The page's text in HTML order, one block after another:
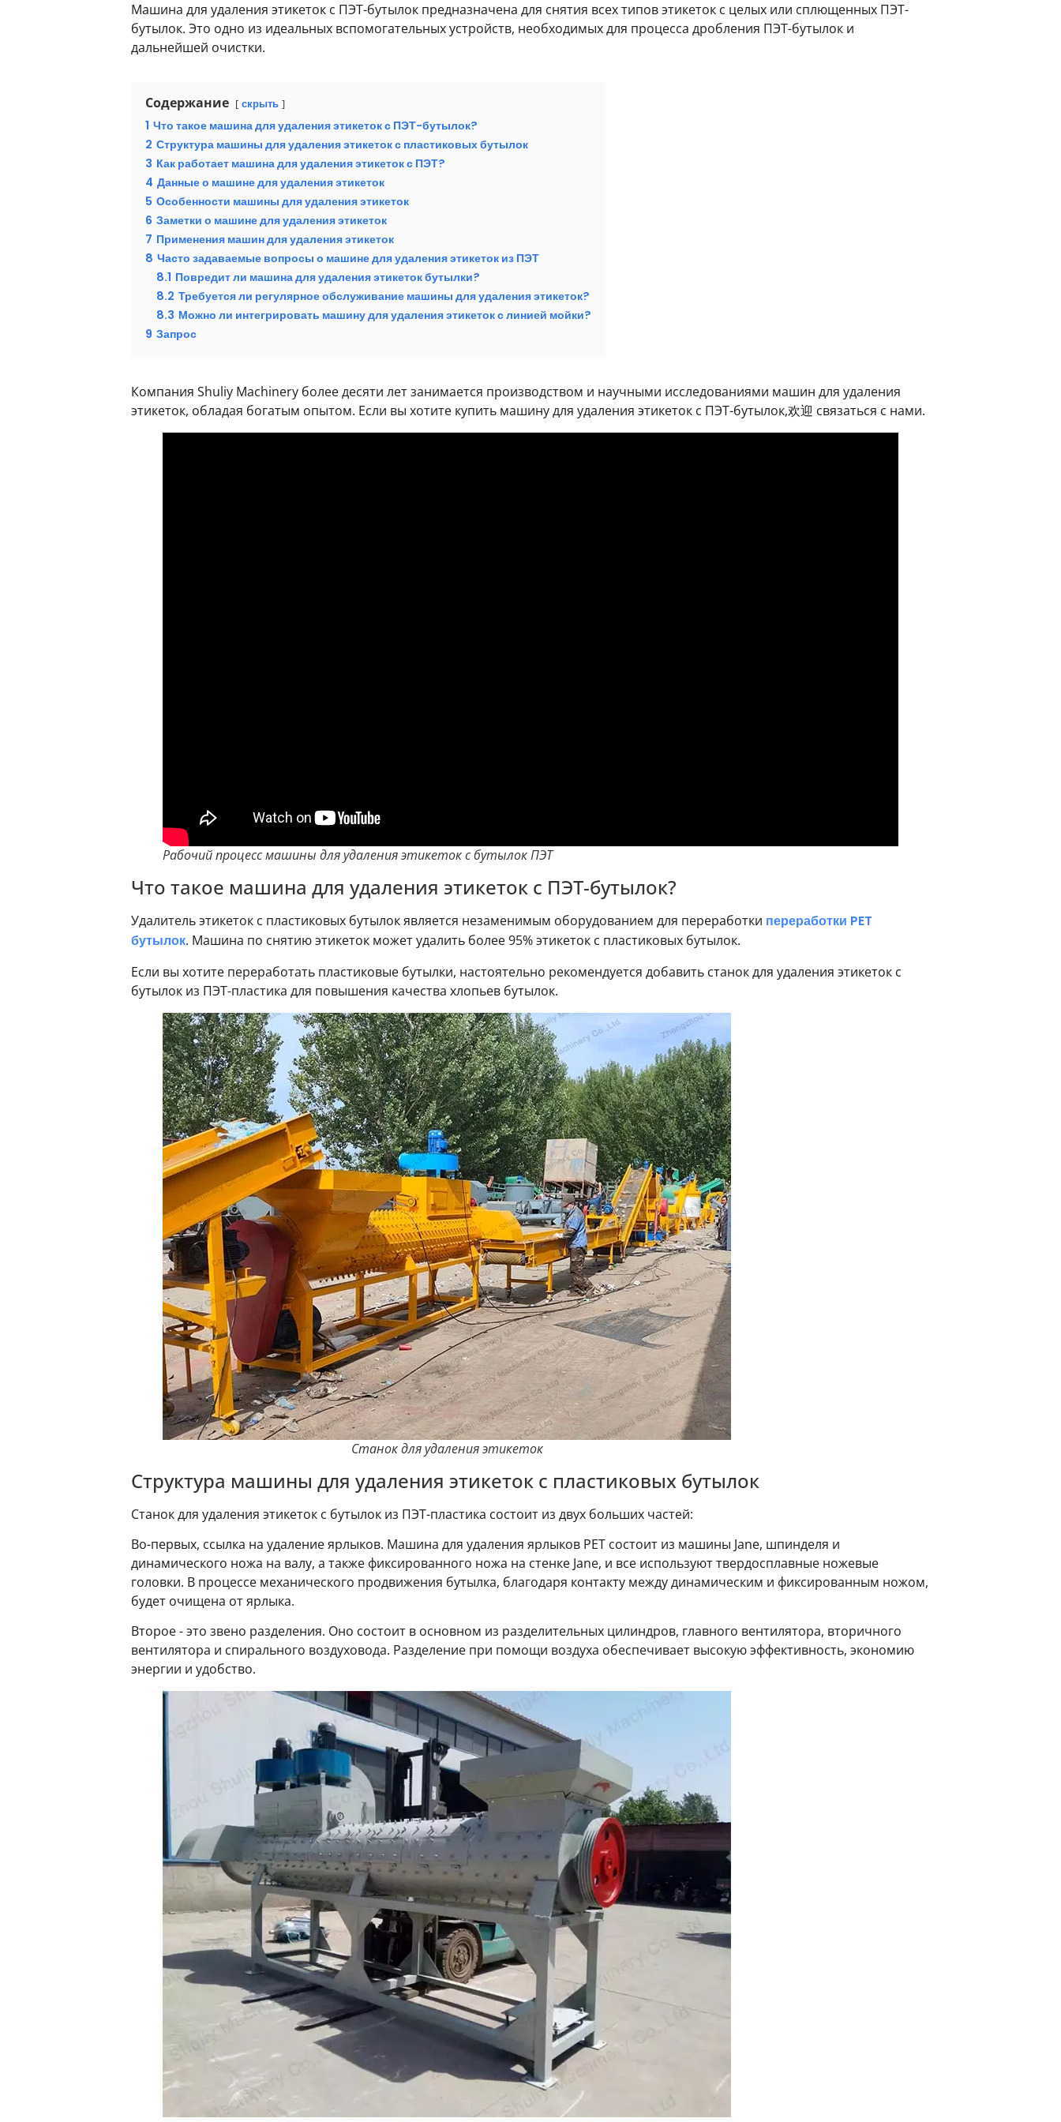
Машина для удаления этикеток с ПЭТ-бутылок предназначена для снятия всех типов этикеток с целых или сплющенных ПЭТ-
бутылок. Это одно из идеальных вспомогательных устройств, необходимых для процесса дробления ПЭТ-бутылок и
дальнейшей очистки.
Содержание скрыть
1 Что такое машина для удаления этикеток с ПЭТ-бутылок?
2 Структура машины для удаления этикеток с пластиковых бутылок
3 Как работает машина для удаления этикеток с ПЭТ?
4 Данные о машине для удаления этикеток
5 Особенности машины для удаления этикеток
6 Заметки о машине для удаления этикеток
7 Применения машин для удаления этикеток
8 Часто задаваемые вопросы о машине для удаления этикеток из ПЭТ
8.1 Повредит ли машина для удаления этикеток бутылки?
8.2 Требуется ли регулярное обслуживание машины для удаления этикеток?
8.3 Можно ли интегрировать машину для удаления этикеток с линией мойки?
9 Запрос
Компания Shuliy Machinery более десяти лет занимается производством и научными исследованиями машин для удаления
этикеток, обладая богатым опытом. Если вы хотите купить машину для удаления этикеток с ПЭТ-бутылок,欢迎 связаться с нами.
Рабочий процесс машины для удаления этикеток с бутылок ПЭТ
Что такое машина для удаления этикеток с ПЭТ-бутылок?
Удалитель этикеток с пластиковых бутылок является незаменимым оборудованием для переработки переработки PET
бутылок. Машина по снятию этикеток может удалить более 95% этикеток с пластиковых бутылок.
Если вы хотите переработать пластиковые бутылки, настоятельно рекомендуется добавить станок для удаления этикеток с
бутылок из ПЭТ-пластика для повышения качества хлопьев бутылок.
Станок для удаления этикеток
Структура машины для удаления этикеток с пластиковых бутылок
Станок для удаления этикеток с бутылок из ПЭТ-пластика состоит из двух больших частей:
Во-первых, ссылка на удаление ярлыков. Машина для удаления ярлыков PET состоит из машины Jane, шпинделя и
динамического ножа на валу, а также фиксированного ножа на стенке Jane, и все используют твердосплавные ножевые
головки. В процессе механического продвижения бутылка, благодаря контакту между динамическим и фиксированным ножом,
будет очищена от ярлыка.
Второе - это звено разделения. Оно состоит в основном из разделительных цилиндров, главного вентилятора, вторичного
вентилятора и спирального воздуховода. Разделение при помощи воздуха обеспечивает высокую эффективность, экономию
энергии и удобство.